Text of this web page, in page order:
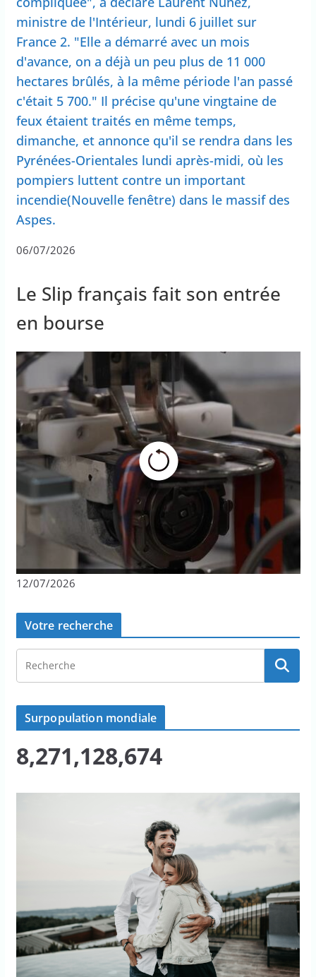
ministre de l'Intérieur, lundi 6 juillet sur
France 2. "Elle a démarré avec un mois
d'avance, on a déjà un peu plus de 11 000
hectares brûlés, à la même période l'an passé
c'était 5 700." Il précise qu'une vingtaine de
feux étaient traités en même temps,
dimanche, et annonce qu'il se rendra dans les
Pyrénées-Orientales lundi après-midi, où les
pompiers luttent contre un important
incendie(Nouvelle fenêtre) dans le massif des
Aspes.
06/07/2026
Le Slip français fait son entrée
en bourse
12/07/2026
Votre recherche
Surpopulation mondiale
8,271,128,674